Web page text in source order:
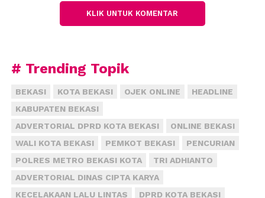
yang sedang nongkrong sampai dini hari di
Pekayon,” kata dia.
KLIK UNTUK KOMENTAR
# Trending Topik
BEKASI KOTA BEKASI OJEK ONLINE
HEADLINE
KABUPATEN BEKASI
ADVERTORIAL DPRD KOTA BEKASI
ONLINE BEKASI
WALI KOTA BEKASI
PEMKOT BEKASI
PENCURIAN
POLRES METRO BEKASI KOTA
TRI ADHIANTO
ADVERTORIAL DINAS CIPTA KARYA
KECELAKAAN LALU LINTAS
DPRD KOTA BEKASI